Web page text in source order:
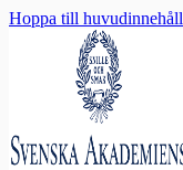
Hoppa till huvudinnehåll